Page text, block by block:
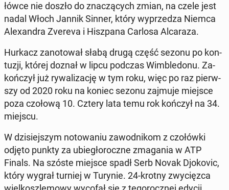
łów­ce nie doszło do zna­czą­cych zmian, na czele jest
nadal Włoch Jannik Sinner, który wy­prze­dza Niemca
Ale­xan­dra Zvereva i Hisz­pa­na Carlosa Al­ca­ra­za.
Hurkacz za­no­to­wał słabą drugą część sezonu po kon­
tu­zji, której doznał w lipcu podczas Wim­ble­do­nu. Za­
koń­czył już ry­wa­li­za­cję w tym roku, więc po raz pierw­
szy od 2020 roku na koniec sezonu zajmuje miejsce
poza czołową 10. Cztery lata temu rok kończył na 34.
miejscu.
W dzi­siej­szym no­to­wa­niu za­wod­ni­kom z czo­łów­ki
odjęto punkty za ubie­gło­rocz­ne zma­ga­nia w ATP
Finals. Na szóste miejsce spadł Serb Novak Djo­ko­vic,
który wygrał turniej w Turynie. 24-krotny zwy­cięz­ca